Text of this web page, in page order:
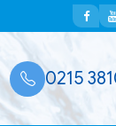
0215